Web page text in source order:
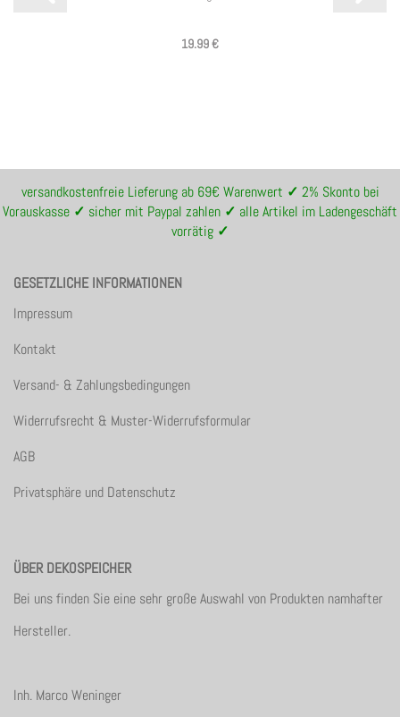
19.99 €
versandkostenfreie Lieferung ab 69€ Warenwert ✓ 2% Skonto bei
Vorauskasse ✓ sicher mit Paypal zahlen ✓ alle Artikel im Ladengeschäft
vorrätig ✓
GESETZLICHE INFORMATIONEN
Impressum
Kontakt
Versand- & Zahlungsbedingungen
Widerrufsrecht & Muster-Widerrufsformular
AGB
Privatsphäre und Datenschutz
ÜBER DEKOSPEICHER
Bei uns finden Sie eine sehr große Auswahl von Produkten namhafter
Hersteller.
Inh. Marco Weninger